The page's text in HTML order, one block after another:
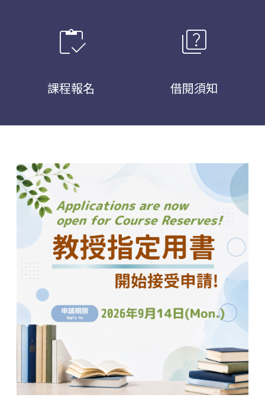
inventory
課程報名
quiz
借閱須知